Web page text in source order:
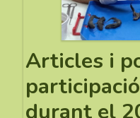
Articles i
durant el